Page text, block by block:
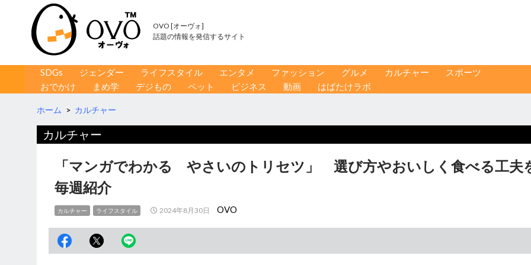
OVO [オーヴォ]
話題の情報を発信するサイト
コンテンツへ移動
SDGs ジェンダー ライフスタイル エンタメ ファッション グルメ カルチャー
スポーツ
おでかけ
まめ学 デジもの ペット ビジネス 動画 はばたけラボ
ホーム > カルチャー
カルチャー
「マンガでわかる やさいのトリセツ」 選び方やおいしく食べる工夫
毎週紹介
カルチャー ライフスタイル 2024年8月30日 OVO